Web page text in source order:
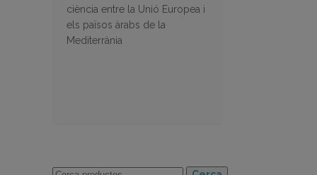
ciència entre la Unió Europea i
els països àrabs de la
Mediterrània